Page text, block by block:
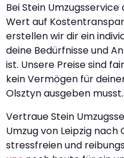
Bei Stein
Wert auf
erstellen wir dir ein
deine Bedürfnisse und
ist. Unsere Preise sind
kein Vermögen für
Olsztyn ausgeben musst.
Vertraue Stein
Umzug von Leipzig
stressfreien und